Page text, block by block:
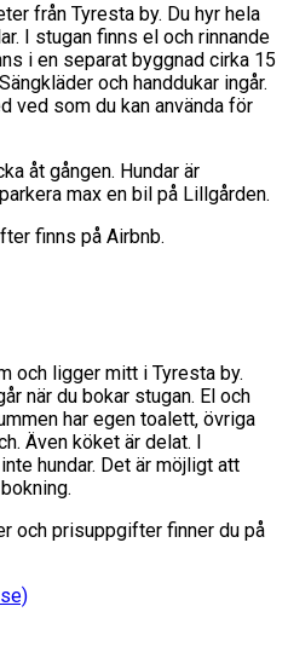
från Tyresta by. Du hyr hela
I stugan finns el och rinnande
i en separat byggnad cirka 15
och handdukar ingår.
ved som du kan använda för
åt gången. Hundar är
max en bil på Lillgården.
finns på Airbnb.
och ligger mitt i Tyresta by.
när du bokar stugan. El och
har egen toalett, övriga
Även köket är delat. I
hundar. Det är möjligt att
och prisuppgifter finner du på